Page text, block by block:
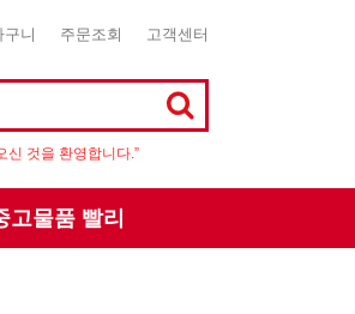
구니 주문조회 고객센터
신 것을 환영합니다.”
고물품 빨리